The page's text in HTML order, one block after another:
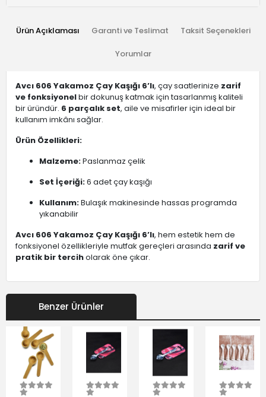
Ürün Açıklaması Garanti ve Teslimat Taksit Seçenekleri
Yorumlar
Avcı 606 Yakamoz Çay Kaşığı 6’lı, çay saatlerinize zarif
ve fonksiyonelbir dokunuş katmak için tasarlanmış kaliteli
bir üründür. 6 parçalık set, aile ve misafirler için ideal bir
kullanım imkânı sağlar.
Ürün Özellikleri:
Malzeme:Paslanmaz çelik
Set İçeriği:6 adet çay kaşığı
Kullanım:Bulaşık makinesinde hassas programda
yıkanabilir
Avcı 606 Yakamoz Çay Kaşığı 6’lı, hem estetik hem de
fonksiyonel özellikleriyle mutfak gereçleri arasında zarif ve
pratik bir terciholarak öne çıkar.
Benzer Ürünler